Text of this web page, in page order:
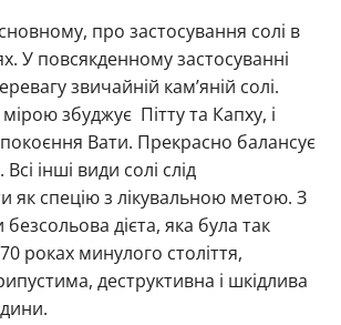
про застосування солі в
У повсякденному застосуванні
звичайній кам’яній солі.
збуджує Пітту та Капху, і
Вати. Прекрасно балансує
інші види солі слід
як спецію з лікувальною метою. З
дієта, яка була так
роках минулого століття,
деструктивна і шкідлива